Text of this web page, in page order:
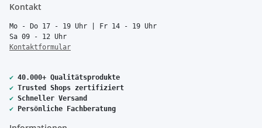
Kontakt
Mo - Do 17 - 19 Uhr | Fr 14 - 19 Uhr
Sa 09 - 12 Uhr
Kontaktformular
✔ 40.000+ Qualitätsprodukte
✔ Trusted Shops zertifiziert
✔ Schneller Versand
✔ Persönliche Fachberatung